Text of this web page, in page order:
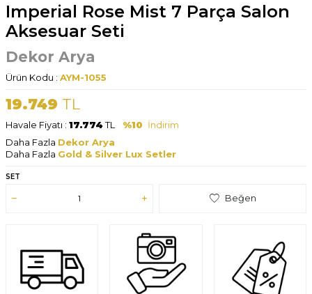
Imperial Rose Mist 7 Parça Salon
Aksesuar Seti
Dekor Arya
Ürün Kodu : AYM-1055
19.749 TL
Havale Fiyatı : 17.774TL %10 İndirim
Daha Fazla Dekor Arya
Daha Fazla Gold & Silver Lux Setler
SET
Beğen